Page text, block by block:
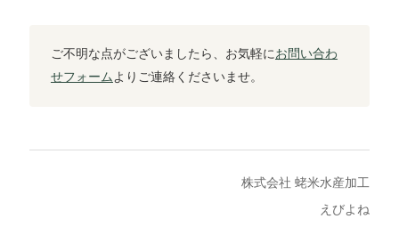
ご不明な点がございましたら、お気軽に お問い合わ
せフォーム よりご連絡くださいませ。
株式会社 蛯米水産加工
えびよね